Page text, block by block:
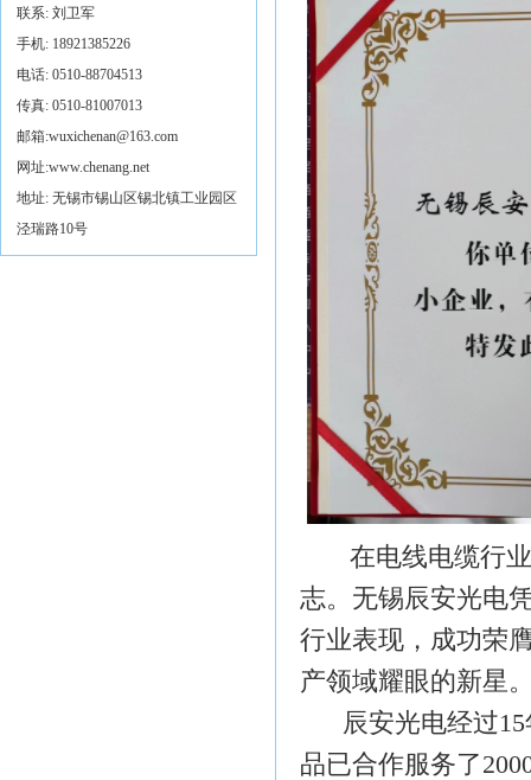
联系: 刘卫军
手机: 18921385226
电话: 0510-88704513
传真: 0510-81007013
邮箱:wuxichenan@163.com
网址:www.chenang.net
地址: 无锡市锡山区锡北镇工业园区
泾瑞路10号
在电线电缆行业
志。无锡辰安光电
行业表现，成功荣
产领域耀眼的新星
辰安光电经过15
品已合作服务了